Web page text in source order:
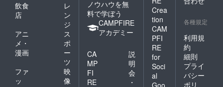
飲食
店
レ
ン
ジ
アニ
メ・
漫画
ス
ポ
ー
ツ
ファ
ッ
映
像
ノウハウを無
料で学ぼう
CAMPFIRE
アカデミー
CA
MP
FI
RE
説
明
会
・
Crea
tion
CAM
PFI
RE
for
Soci
al
Goo
各種規定
利用規
約
細則
プライ
バシー
ポリ